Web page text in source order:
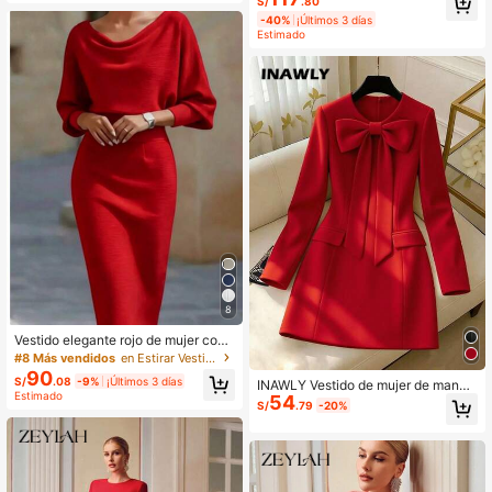
8
Vestido elegante rojo de mujer con
cuello en V, manga larga tipo murci
élago y cintura ceñida
#8 Más vendidos en Estirar Vestidos De Mujer
S/90.08 -9% ¡Últimos 3 días
Estimado
-40% ¡Últimos 3 días
Estimado
INAWLY Vestido de mujer de manga
larga con decoración de lazo elega
nte para el Día de los Enamorados y
S/54.79 -20%